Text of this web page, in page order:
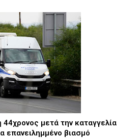
μετά την καταγγελία
επανειλημμένο βιασμό